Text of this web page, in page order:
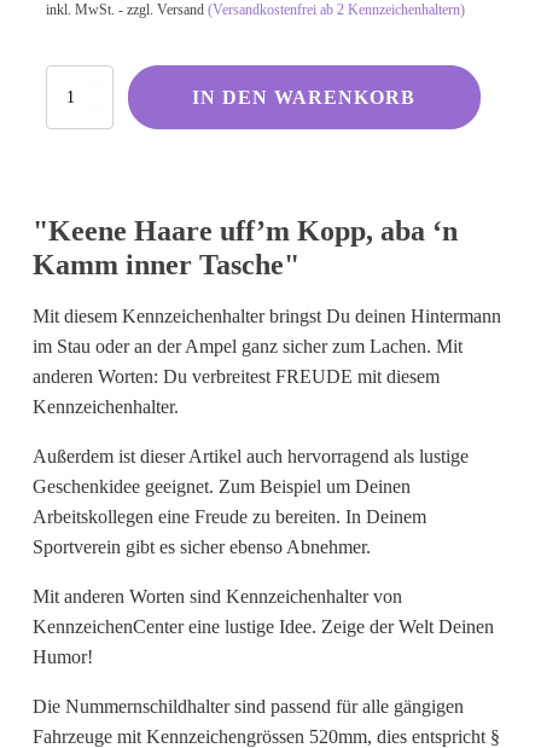
Bayrische Sprüche
Kölsche Sprüche
Ruhrpott
Englisch
I Love...
Ich komme aus und bin...
Keine passende Kategorie gefunden?
Wie wärs mit einem persönlichen
Wunschtext
inkl. MwSt. - zzgl. Versand (Versandkostenfrei ab 2 Kennzeichenhaltern)
uff’m
Kamm
Tasche
IN DEN WARENKORB
"Keene Haare uff’m Kopp, aba ‘n
Kamm inner Tasche"
Mit diesem Kennzeichenhalter bringst Du deinen Hintermann
im Stau oder an der Ampel ganz sicher zum Lachen. Mit
anderen Worten: Du verbreitest FREUDE mit diesem
Kennzeichenhalter.
Außerdem ist dieser Artikel auch hervorragend als lustige
Geschenkidee geeignet. Zum Beispiel um Deinen
Arbeitskollegen eine Freude zu bereiten. In Deinem
Sportverein gibt es sicher ebenso Abnehmer.
Mit anderen Worten sind Kennzeichenhalter von
KennzeichenCenter eine lustige Idee. Zeige der Welt Deinen
Humor!
Die Nummernschildhalter sind passend für alle gängigen
Fahrzeuge mit Kennzeichengrössen 520mm, dies entspricht §